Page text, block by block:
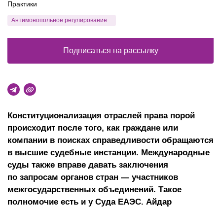
Конституционализация отраслей права порой
происходит после того, как граждане или
компании в поисках справедливости обращаются
в высшие судебные инстанции. Международные
суды также вправе давать заключения
по запросам органов стран — участников
межгосударственных объединений. Такое
полномочие есть и у Суда ЕАЭС. Айдар
Практики
Антимонопольное регулирование
Подписаться на рассылку